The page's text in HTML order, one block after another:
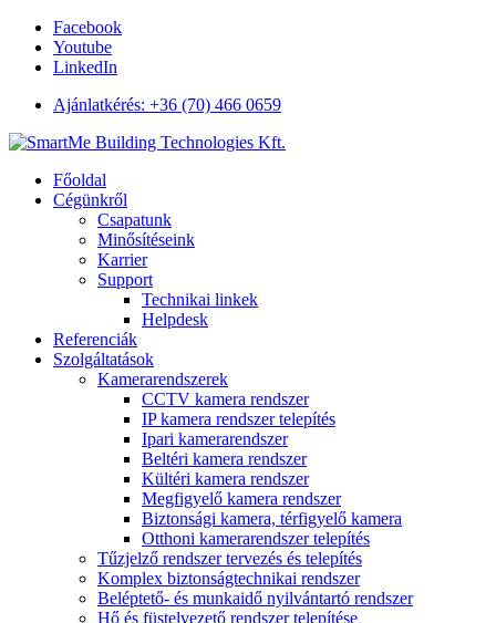
Facebook
Youtube
LinkedIn
Ajánlatkérés: +36 (70) 466 0659
Főoldal
Cégünkről
Csapatunk
Minősítéseink
Karrier
Support
Technikai linkek
Helpdesk
Referenciák
Szolgáltatások
Kamerarendszerek
CCTV kamera rendszer
IP kamera rendszer telepítés
Ipari kamerarendszer
Beltéri kamera rendszer
Kültéri kamera rendszer
Megfigyelő kamera rendszer
Biztonsági kamera, térfigyelő kamera
Otthoni kamerarendszer telepítés
Tűzjelző rendszer tervezés és telepítés
Komplex biztonságtechnikai rendszer
Beléptető- és munkaidő nyilvántartó rendszer
Hő és füstelvezető rendszer telepítése